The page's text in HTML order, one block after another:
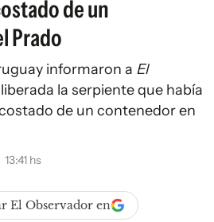
de un
Prado
informaron a El
la serpiente que había
de un contenedor en
13:41 hs
El Observador en